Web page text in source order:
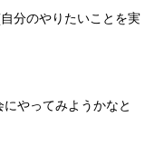
分のやりたいことを実
やってみようかなと